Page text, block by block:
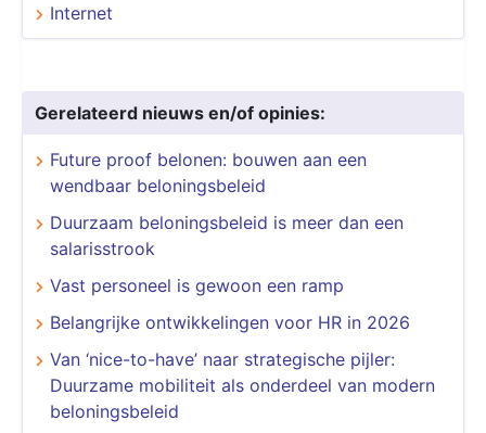
Internet
Gerelateerd nieuws en/of opinies:
Future proof belonen: bouwen aan een
wendbaar beloningsbeleid
​​​​​​​Duurzaam beloningsbeleid is meer dan een
salarisstrook
​​​​​​​Vast personeel is gewoon een ramp
Belangrijke ontwikkelingen voor HR in 2026
Van ‘nice-to-have’ naar strategische pijler:
Duurzame mobiliteit als onderdeel van modern
beloningsbeleid